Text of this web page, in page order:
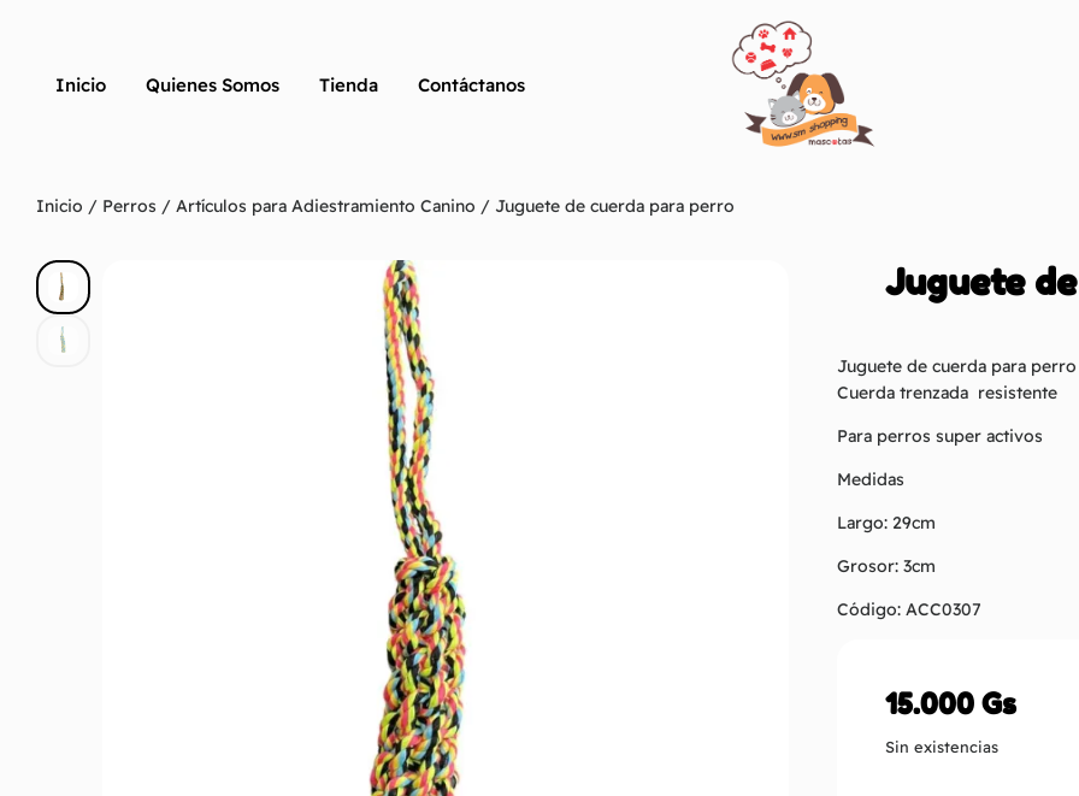
Inicio Quienes Somos Tienda Contáctanos
Inicio / Perros / Artículos para Adiestramiento Canino / Juguete de cuerda para perro
Juguete
Juguete de cuerda para perro
Cuerda trenzada resistente
Para perros super activos
Medidas
Largo: 29cm
Grosor: 3cm
Código: ACC0307
15.000Gs
Sin existencias